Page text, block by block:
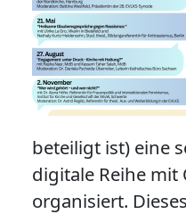
beteiligt ist) eine
digitale Reihe
organisiert.